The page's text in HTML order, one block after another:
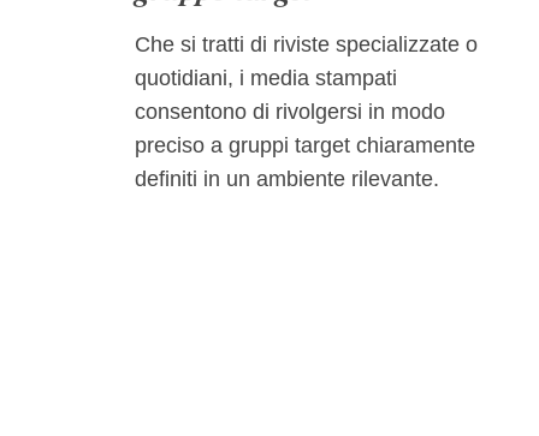
Che si tratti di riviste specializzate o
quotidiani, i media stampati
consentono di rivolgersi in modo
preciso a gruppi target chiaramente
definiti in un ambiente rilevante.